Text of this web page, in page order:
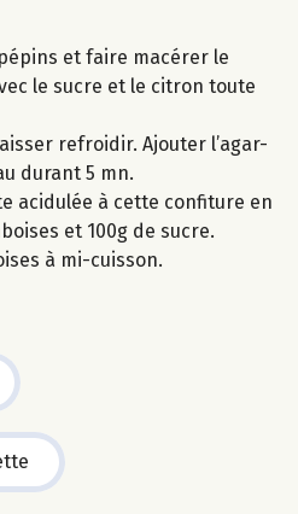
et faire macérer le
le sucre et le citron toute
refroidir. Ajouter l’agar-
durant 5 mn.
acidulée à cette confiture en
et 100g de sucre.
à mi-cuisson.